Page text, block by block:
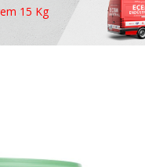
15 Kg